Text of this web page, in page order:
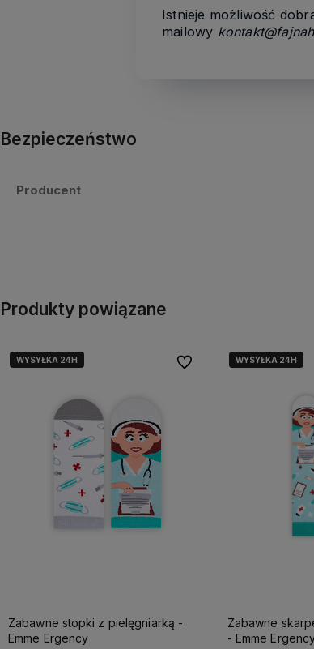
Istnieje możliwość
mailowy
Bezpieczeństwo
Producent
Produkty powiązane
WYSYŁKA 24H
Zabawne stopki z pielęgniarką -
Emme Ergency
Do ulubionychWYSYŁKA 24H
Zabawne
- Emme